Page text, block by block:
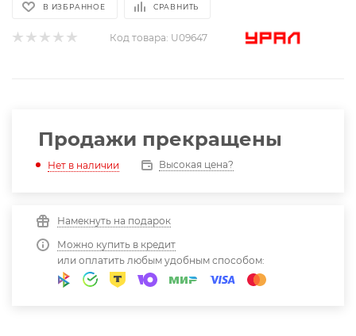
В ИЗБРАННОЕ СРАВНИТЬ
Код товара: U09647
Продажи прекращены
Нет в наличии Высокая цена?
Намекнуть на подарок
Можно купить в кредит
или оплатить любым удобным способом: